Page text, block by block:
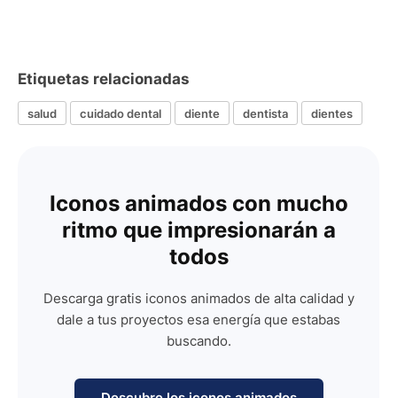
Etiquetas relacionadas
salud cuidado dental diente dentista dientes
Iconos animados con mucho
ritmo que impresionarán a
todos
Descarga gratis iconos animados de alta calidad y
dale a tus proyectos esa energía que estabas
buscando.